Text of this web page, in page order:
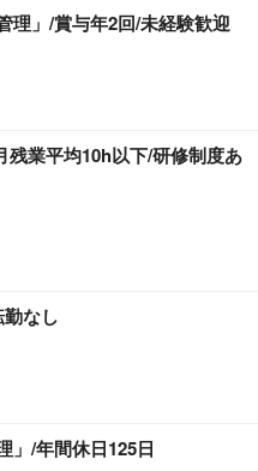
理」/賞与年2回/未経験歓迎
業平均10h以下/研修制度あ
勤なし
」/年間休日125日